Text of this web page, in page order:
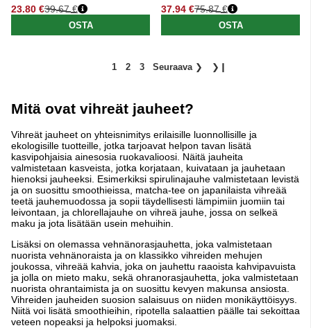
23.80 €
Normaali hinta
39.67 €
OSTA
37.94 €
Normaali hinta
75.87 €
OSTA
1 2 3 Seuraava ❯ ❯❙
Mitä ovat vihreät jauheet?
Vihreät jauheet on yhteisnimitys erilaisille luonnollisille ja
ekologisille tuotteille, jotka tarjoavat helpon tavan lisätä
kasvipohjaisia ainesosia ruokavalioosi. Näitä jauheita
valmistetaan kasveista, jotka korjataan, kuivataan ja jauhetaan
hienoksi jauheeksi. Esimerkiksi spirulinajauhe valmistetaan levistä
ja on suosittu smoothieissa, matcha-tee on japanilaista vihreää
teetä jauhemuodossa ja sopii täydellisesti lämpimiin juomiin tai
leivontaan, ja chlorellajauhe on vihreä jauhe, jossa on selkeä
maku ja jota lisätään usein mehuihin.
Lisäksi on olemassa vehnänorasjauhetta, joka valmistetaan
nuorista vehnänoraista ja on klassikko vihreiden mehujen
joukossa, vihreää kahvia, joka on jauhettu raaoista kahvipavuista
ja jolla on mieto maku, sekä ohranorasjauhetta, joka valmistetaan
nuorista ohrantaimista ja on suosittu kevyen makunsa ansiosta.
Vihreiden jauheiden suosion salaisuus on niiden monikäyttöisyys.
Niitä voi lisätä smoothieihin, ripotella salaattien päälle tai sekoittaa
veteen nopeaksi ja helpoksi juomaksi.